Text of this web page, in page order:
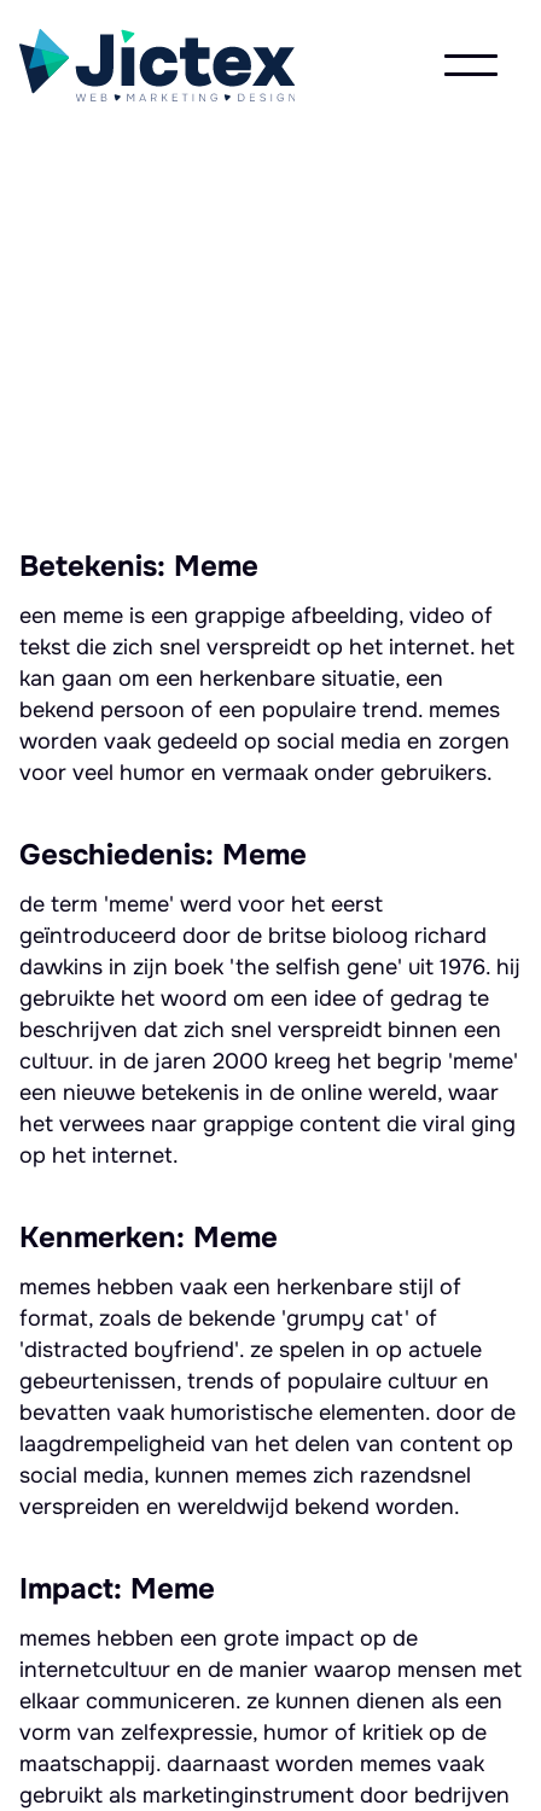
Betekenis: Meme
een meme is een grappige afbeelding, video of
tekst die zich snel verspreidt op het internet. het
kan gaan om een herkenbare situatie, een
bekend persoon of een populaire trend. memes
worden vaak gedeeld op social media en zorgen
voor veel humor en vermaak onder gebruikers.
Geschiedenis: Meme
de term 'meme' werd voor het eerst
geïntroduceerd door de britse bioloog richard
dawkins in zijn boek 'the selfish gene' uit 1976. hij
gebruikte het woord om een idee of gedrag te
beschrijven dat zich snel verspreidt binnen een
cultuur. in de jaren 2000 kreeg het begrip 'meme'
een nieuwe betekenis in de online wereld, waar
het verwees naar grappige content die viral ging
op het internet.
Kenmerken: Meme
memes hebben vaak een herkenbare stijl of
format, zoals de bekende 'grumpy cat' of
'distracted boyfriend'. ze spelen in op actuele
gebeurtenissen, trends of populaire cultuur en
bevatten vaak humoristische elementen. door de
laagdrempeligheid van het delen van content op
social media, kunnen memes zich razendsnel
verspreiden en wereldwijd bekend worden.
Impact: Meme
memes hebben een grote impact op de
internetcultuur en de manier waarop mensen met
elkaar communiceren. ze kunnen dienen als een
vorm van zelfexpressie, humor of kritiek op de
maatschappij. daarnaast worden memes vaak
gebruikt als marketinginstrument door bedrijven